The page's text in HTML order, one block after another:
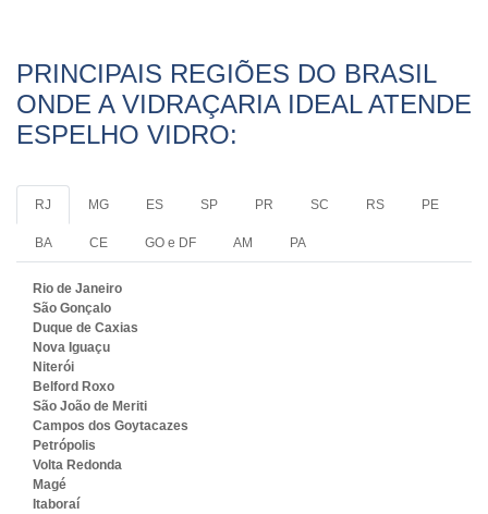
PRINCIPAIS REGIÕES DO BRASIL
ONDE A VIDRAÇARIA IDEAL ATENDE
ESPELHO VIDRO:
RJ MG ES SP PR SC RS PE
BA CE GO e DF AM PA
Rio de Janeiro
São Gonçalo
Duque de Caxias
Nova Iguaçu
Niterói
Belford Roxo
São João de Meriti
Campos dos Goytacazes
Petrópolis
Volta Redonda
Magé
Itaboraí